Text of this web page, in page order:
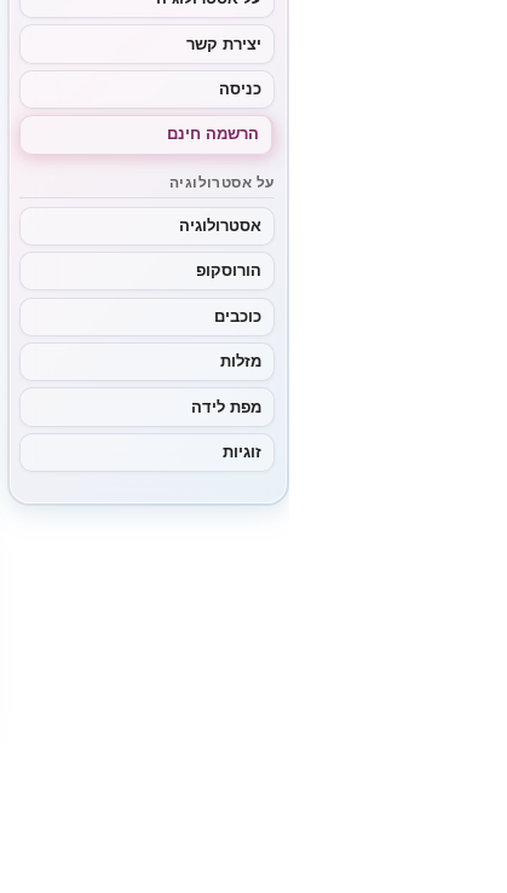
יצירת קשר
כניסה
הרשמה חינם
על אסטרולוגיה
אסטרולוגיה
הורוסקופ
כוכבים
מזלות
מפת לידה
זוגיות